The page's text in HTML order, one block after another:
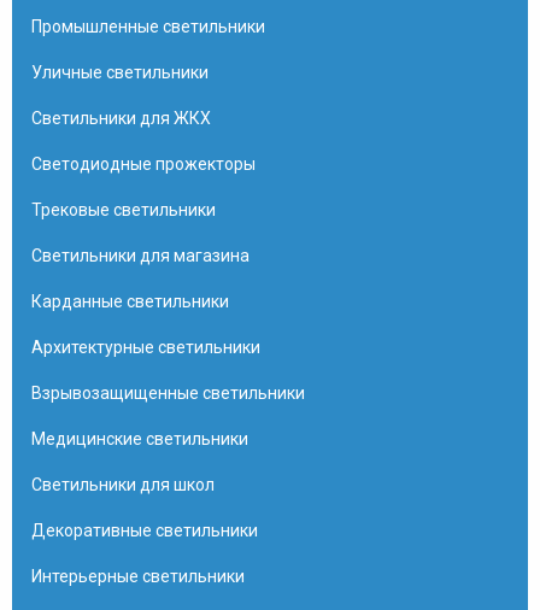
Промышленные светильники
Уличные светильники
Светильники для ЖКХ
Светодиодные прожекторы
Трековые светильники
Светильники для магазина
Карданные светильники
Архитектурные светильники
Взрывозащищенные светильники
Медицинские светильники
Светильники для школ
Декоративные светильники
Интерьерные светильники